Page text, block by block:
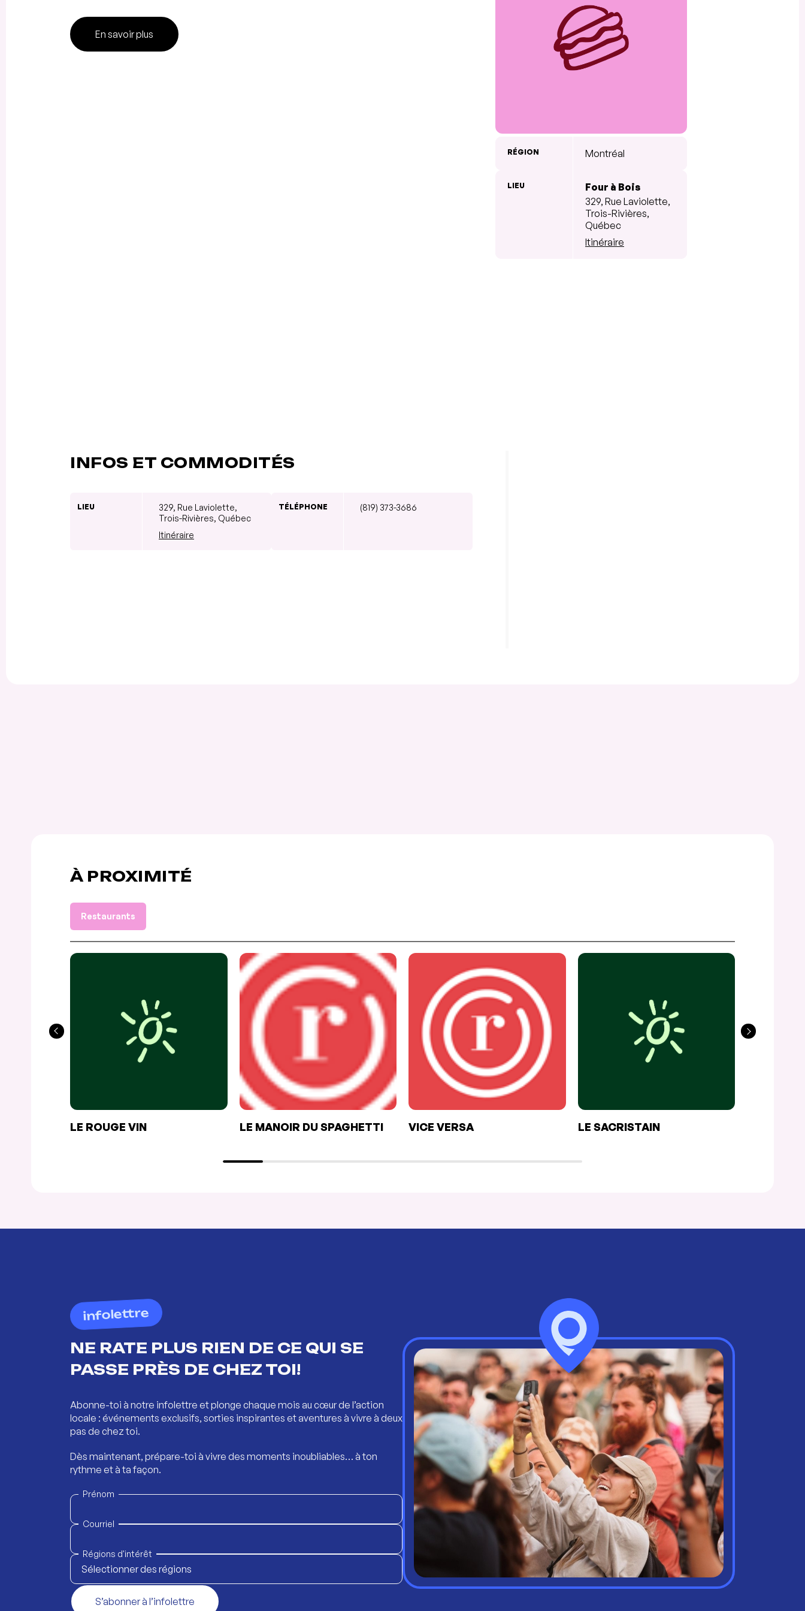
En savoir plus
RÉGION Montréal
LIEU
Four à Bois
329, Rue Laviolette,
Trois-Rivières,
Québec
Itinéraire
INFOS ET COMMODITÉS
LIEU
329, Rue Laviolette,
Trois-Rivières, Québec
Itinéraire
TÉLÉPHONE (819) 373-3686
À PROXIMITÉ
Restaurants
LE ROUGE VIN LE MANOIR DU SPAGHETTI VICE VERSA LE SACRISTAIN
infolettre
NE RATE PLUS RIEN DE CE QUI SE
PASSE PRÈS DE CHEZ TOI!
Abonne-toi à notre infolettre et plonge chaque mois au cœur de l’action
locale : événements exclusifs, sorties inspirantes et aventures à vivre à deux
pas de chez toi.
Dès maintenant, prépare-toi à vivre des moments inoubliables… à ton
rythme et à ta façon.
Prénom
Courriel
Régions d'intérêt
Sélectionner des régions
S’abonner à l’infolettre